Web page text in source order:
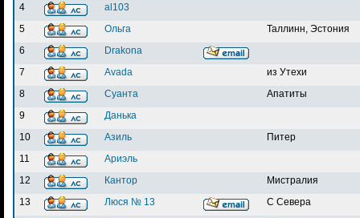
4
al103
5
Ольга
Таллинн, Эстония
6
Drakona
7
Avada
из Утехи
8
Суанта
Апатиты
9
Данька
10
Азиль
Питер
11
Ариэль
12
Кантор
Мистралия
13
Люся № 13
С Севера